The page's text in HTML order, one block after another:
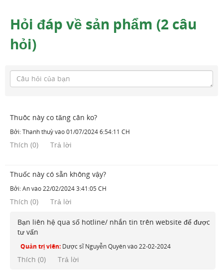
Hỏi đáp về sản phẩm (2 câu
hỏi)
Thuôc này co tăng cân ko?
Bởi:Thanh thuỳvào01/07/2024 6:54:11 CH
Thích (0) Trả lời
Thuốc này có sẵn không vậy?
Bởi:Anvào22/02/2024 3:41:05 CH
Thích (0) Trả lời
Bạn liên hệ qua số hotline/ nhắn tin trên website để được
tư vấn
Quản trị viên: Dược sĩ Nguyễn Quyênvào22-02-2024
Thích (0) Trả lời